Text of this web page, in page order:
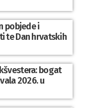
pobjede i
te Dan hrvatskih
bogat
2026. u